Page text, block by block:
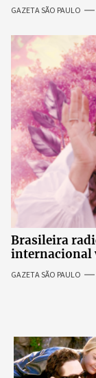
GAZETA SÃO PAULO
Brasileira
internacional
identidade
GAZETA SÃO PAULO